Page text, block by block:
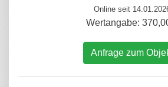
Online seit
Wertangabe:
Anfrage zum